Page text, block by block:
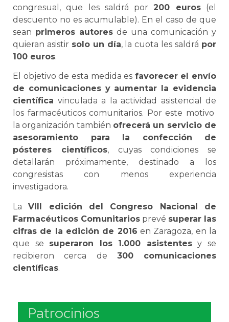
congresual, que les saldrá por200 euros(el
descuento no es acumulable). En el caso de que
sean primeros autores de una comunicación y
quieran asistir solo un día, la cuota les saldrá por
100 euros.
El objetivo de esta medida es favorecer el envío
de comunicaciones y aumentar la evidencia
científica vinculada a la actividad asistencial de
los farmacéuticos comunitarios. Por este motivo
la organización también ofrecerá un servicio de
asesoramiento para la confección de
pósteres científicos, cuyas condiciones se
detallarán próximamente, destinado a los
congresistas con menos experiencia
investigadora.
LaVIII edición del Congreso Nacional de
Farmacéuticos Comunitarios prevé superar las
cifras de la edición de 2016 en Zaragoza, en la
que se superaron los 1.000 asistentesy se
recibieron cerca de 300 comunicaciones
científicas.
Patrocinios